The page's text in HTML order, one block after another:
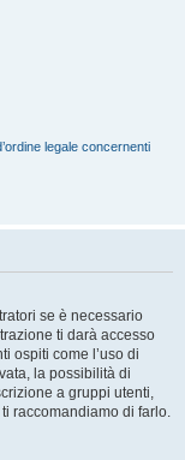
legale concernenti
se è necessario
ti darà accesso
ospiti come l’uso di
la possibilità di
a gruppi utenti,
raccomandiamo di farlo.